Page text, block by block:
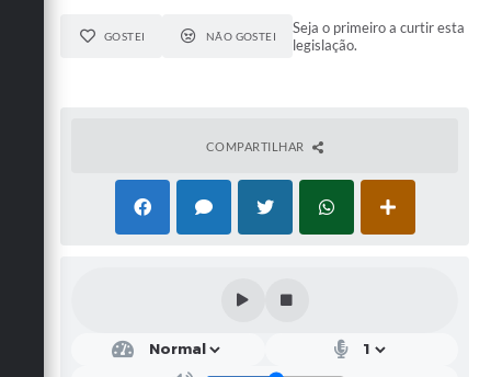
GOSTEI NÃO GOSTEI
Seja o primeiro a curtir esta
legislação.
COMPARTILHAR